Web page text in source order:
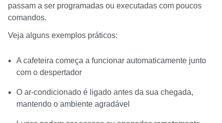
passam a ser programadas ou executadas com poucos
comandos.
Veja alguns exemplos práticos:
A cafeteira começa a funcionar automaticamente junto
com o despertador
O ar-condicionado é ligado antes da sua chegada,
mantendo o ambiente agradável